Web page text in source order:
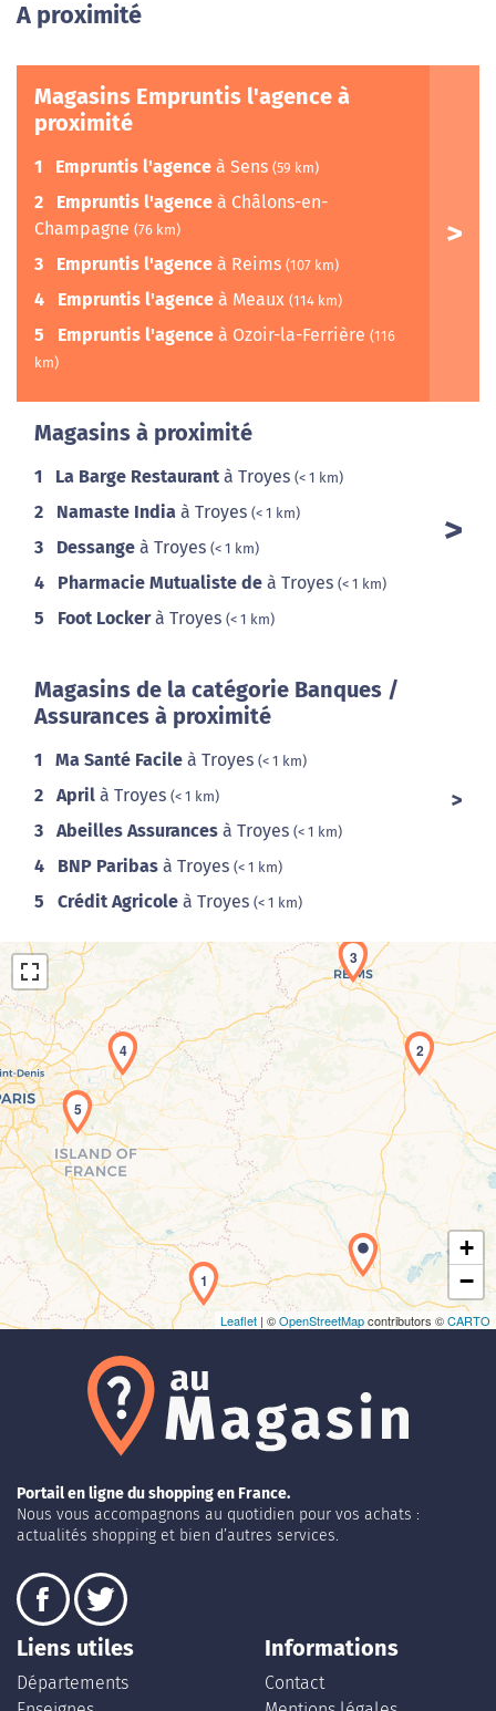
A proximité
Magasins Empruntis l'agence à
proximité
1 Empruntis l'agence à Sens (59 km)
2 Empruntis l'agence à Châlons-en-
Champagne (76 km)
3 Empruntis l'agence à Reims (107 km)
4 Empruntis l'agence à Meaux (114 km)
5 Empruntis l'agence à Ozoir-la-Ferrière (116
km)
Magasins à proximité
1 La Barge Restaurant à Troyes (< 1 km)
2 Namaste India à Troyes (< 1 km)
3 Dessange à Troyes (< 1 km)
4 Pharmacie Mutualiste de à Troyes (< 1 km)
5 Foot Lockerà Troyes (< 1 km)
Magasins de la catégorie Banques /
Assurances à proximité
1 Ma Santé Facile à Troyes (< 1 km)
2 April à Troyes (< 1 km)
3 Abeilles Assurances à Troyes (< 1 km)
4 BNP Paribas à Troyes (< 1 km)
5 Crédit Agricole à Troyes (< 1 km)
Chargement de la carte en cours...
1
2
3
4
5
+
−
Leaflet | ©OpenStreetMapcontributors ©CARTO
Portail en ligne du shopping en France.
Nous vous accompagnons au quotidien pour vos achats :
actualités shopping et bien d’autres services.
Liens utiles
Départements
Informations
Contact